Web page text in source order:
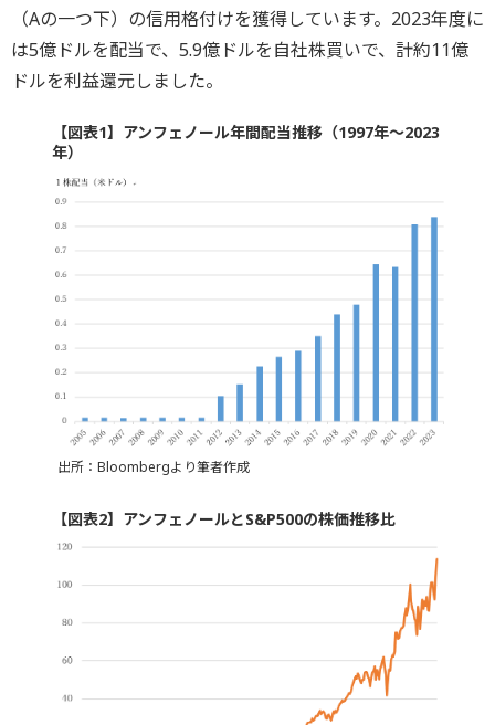
（Aの一つ下）の信用格付けを獲得しています。2023年度に
は5億ドルを配当で、5.9億ドルを自社株買いで、計約11億
ドルを利益還元しました。
【図表1】アンフェノール年間配当推移（1997年～2023
年）
出所：Bloombergより筆者作成
【図表2】アンフェノールとS&P500の株価推移比